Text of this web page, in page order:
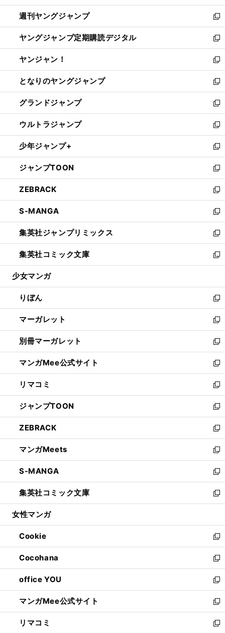
開
く
ウ
で
開
く
ン
ド
ウ
で
開
く
ウ
ィ
ン
ド
ウ
で
開
く
週刊ヤングジャンプ
新
し
い
ウ
ィ
ン
ド
ウ
で
開
く
ヤングジャンプ定期購読デジタル
新
し
い
ウ
ィ
ン
ド
ウ
で
開
く
ヤンジャン！
新
し
い
ウ
ィ
ン
ド
ウ
で
開
く
となりのヤングジャンプ
新
し
い
ウ
ィ
ン
ド
ウ
で
開
く
グランドジャンプ
新
し
い
ウ
ィ
ン
ド
ウ
で
開
く
ウルトラジャンプ
新
し
い
ウ
ィ
ン
ド
ウ
で
開
く
少年ジャンプ+
新
し
い
ウ
ィ
ン
ド
ウ
で
開
く
ジャンプTOON
新
し
い
ウ
ィ
ン
ド
ウ
で
開
ZEBRACK
新
し
い
ウ
ィ
ン
ド
ウ
開
く
S-MANGA
新
し
い
ウ
ィ
ン
ウ
で
開
く
集英社ジャンプリミックス
新
し
い
ウ
ン
ド
ウ
で
開
く
集英社コミック文庫
新
し
ウ
ィ
ン
ド
ウ
で
開
く
少女マンガ
りぼん
新
し
い
ウ
ィ
ン
ド
ウ
で
開
く
マーガレット
新
し
い
ウ
ィ
ン
ド
ウ
で
開
く
別冊マーガレット
新
し
い
ウ
ィ
ン
ド
ウ
で
開
く
マンガMee公式サイト
新
し
い
ウ
ィ
ン
ド
ウ
で
開
く
リマコミ
新
し
い
ウ
ィ
ン
ド
ウ
で
開
く
ジャンプTOON
新
し
い
ウ
ィ
ン
ド
ウ
で
開
ZEBRACK
新
し
い
ウ
ィ
ン
ド
ウ
開
く
マンガMeets
新
し
い
ウ
ィ
ン
ウ
で
開
く
S-MANGA
新
し
い
ウ
ン
ド
ウ
で
開
く
集英社コミック文庫
新
し
ウ
ィ
ン
ド
ウ
で
開
く
女性マンガ
Cookie
新
し
い
ウ
ィ
ン
ド
ウ
で
Cocohana
新
し
い
ウ
ィ
ン
ド
office YOU
新
し
い
ウ
ィ
マンガMee公式サイト
新
し
い
リマコミ
新